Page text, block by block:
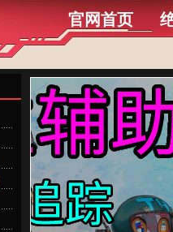
官网首页